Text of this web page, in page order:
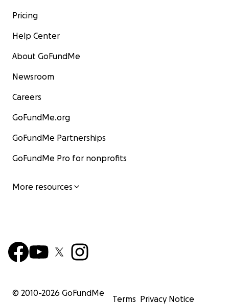
Pricing
Help Center
About GoFundMe
Newsroom
Careers
GoFundMe.org
GoFundMe Partnerships
GoFundMe Pro for nonprofits
More resources
© 2010-2026 GoFundMe
Terms Privacy Notice